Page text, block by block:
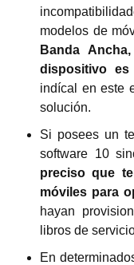
modelos de
Banda
dispositivo
indícal en este
solución.
Si posees un
software 10
preciso que
móviles para
hayan
libros de
En